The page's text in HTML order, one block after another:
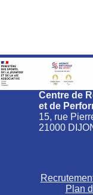
Centre de
et de
15, rue
21000
Plan